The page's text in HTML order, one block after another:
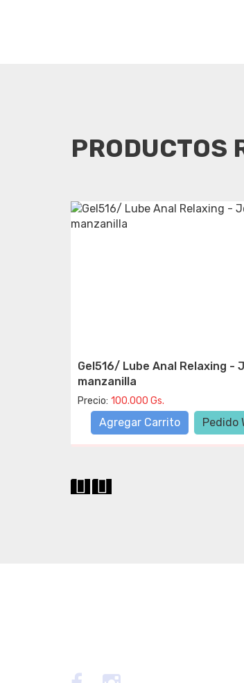
PRODUCTOS
Gel516/ Lube Anal Relaxing -
manzanilla
Precio: 100.000 Gs.
Agregar Carrito Pedido